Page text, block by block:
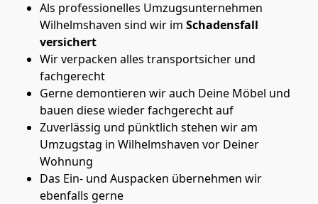
Als professionelles Umzugsunternehmen
Wilhelmshaven sind wir im Schadensfall
versichert
Wir verpacken alles transportsicher und
fachgerecht
Gerne demontieren wir auch Deine Möbel und
bauen diese wieder fachgerecht auf
Zuverlässig und pünktlich stehen wir am
Umzugstag in Wilhelmshaven vor Deiner
Wohnung
Das Ein- und Auspacken übernehmen wir
ebenfalls gerne